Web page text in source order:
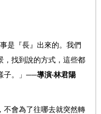
是『長』出來的。我們
，找到說的方式，這些都
。」 ──導演‧林君陽
不會為了往哪去就突然轉